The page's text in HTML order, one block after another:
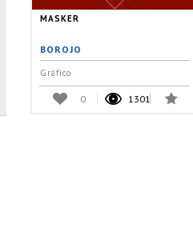
MASKER
BOROJO
Gráfico
0 1301